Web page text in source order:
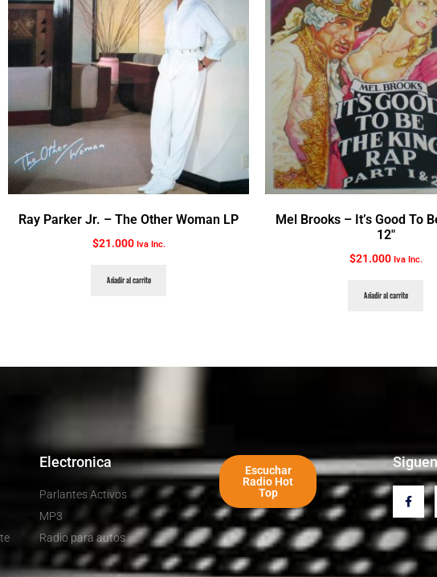
Ray Parker Jr. ‎– The Other Woman LP
$21.000 Iva Inc.
Añadir al carrito
Mel Brooks ‎– It’s Good To
12″
$21.000 Iva Inc.
Añadir al carrito
Electronica
Parlantes Activos
MP3
Radio para autos
Escuchar
Radio Hot
Top